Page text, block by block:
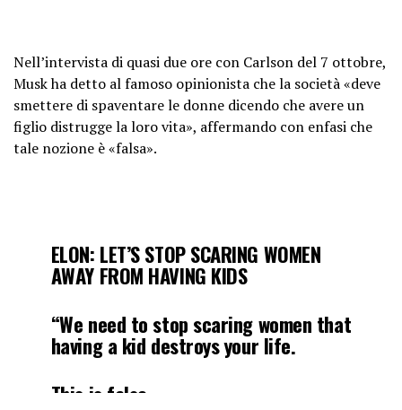
Nell’intervista di quasi due ore con Carlson del 7 ottobre,
Musk ha detto al famoso opinionista che la società «deve
smettere di spaventare le donne dicendo che avere un
figlio distrugge la loro vita», affermando con enfasi che
tale nozione è «falsa».
ELON: LET’S STOP SCARING WOMEN
AWAY FROM HAVING KIDS
“We need to stop scaring women that
having a kid destroys your life.
This is false.